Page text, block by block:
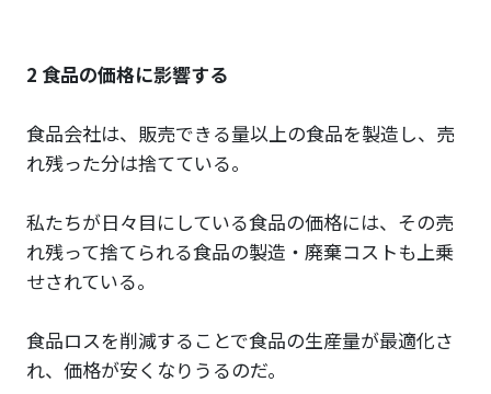
2 食品の価格に影響する
食品会社は、販売できる量以上の食品を製造し、売
れ残った分は捨てている。
私たちが日々目にしている食品の価格には、その売
れ残って捨てられる食品の製造・廃棄コストも上乗
せされている。
食品ロスを削減することで食品の生産量が最適化さ
れ、価格が安くなりうるのだ。